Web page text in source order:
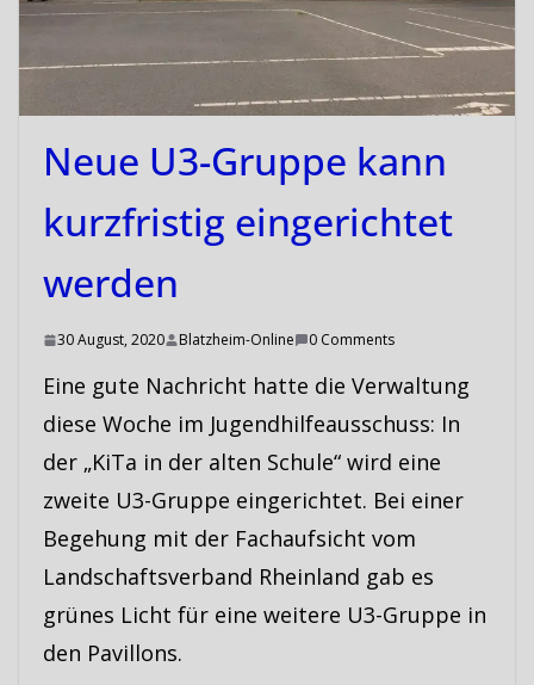
Neue U3-Gruppe kann
kurzfristig eingerichtet
werden
30 August, 2020 Blatzheim-Online 0 Comments
Eine gute Nachricht hatte die Verwaltung
diese Woche im Jugendhilfeausschuss: In
der „KiTa in der alten Schule“ wird eine
zweite U3-Gruppe eingerichtet. Bei einer
Begehung mit der Fachaufsicht vom
Landschaftsverband Rheinland gab es
grünes Licht für eine weitere U3-Gruppe in
den Pavillons.